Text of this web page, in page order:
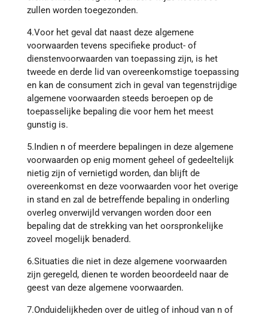
zullen worden toegezonden.
4.Voor het geval dat naast deze algemene
voorwaarden tevens specifieke product- of
dienstenvoorwaarden van toepassing zijn, is het
tweede en derde lid van overeenkomstige toepassing
en kan de consument zich in geval van tegenstrijdige
algemene voorwaarden steeds beroepen op de
toepasselijke bepaling die voor hem het meest
gunstig is.
5.Indien n of meerdere bepalingen in deze algemene
voorwaarden op enig moment geheel of gedeeltelijk
nietig zijn of vernietigd worden, dan blijft de
overeenkomst en deze voorwaarden voor het overige
in stand en zal de betreffende bepaling in onderling
overleg onverwijld vervangen worden door een
bepaling dat de strekking van het oorspronkelijke
zoveel mogelijk benaderd.
6.Situaties die niet in deze algemene voorwaarden
zijn geregeld, dienen te worden beoordeeld naar de
geest van deze algemene voorwaarden.
7.Onduidelijkheden over de uitleg of inhoud van n of